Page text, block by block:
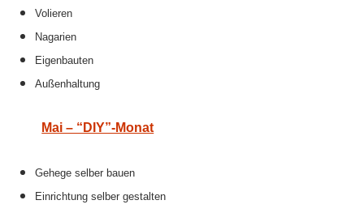
Volieren
Nagarien
Eigenbauten
Außenhaltung
Mai – “DIY”-Monat
Gehege selber bauen
Einrichtung selber gestalten